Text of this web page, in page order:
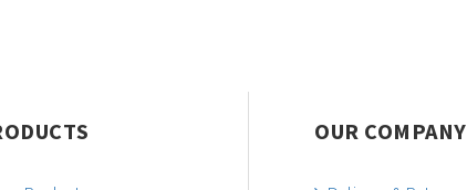
OUR COMPANY